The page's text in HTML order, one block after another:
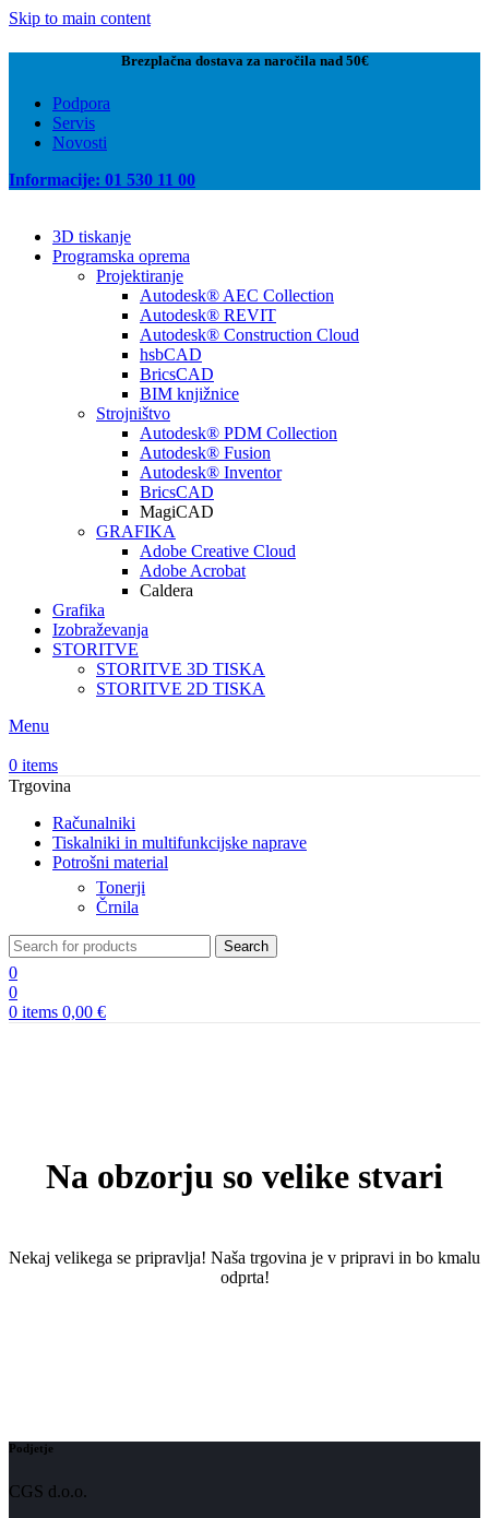
Skip to main content
Brezplačna dostava za naročila nad 50€
Podpora
Servis
Novosti
Informacije: 01 530 11 00
3D tiskanje
Programska oprema
Projektiranje
Autodesk® AEC Collection
Autodesk® REVIT
Autodesk® Construction Cloud
hsbCAD
BricsCAD
BIM knjižnice
Strojništvo
Autodesk® PDM Collection
Autodesk® Fusion
Autodesk® Inventor
BricsCAD
MagiCAD
GRAFIKA
Adobe Creative Cloud
Adobe Acrobat
Caldera
Grafika
Izobraževanja
STORITVE
STORITVE 3D TISKA
STORITVE 2D TISKA
Menu
0 items
Trgovina
Računalniki
Tiskalniki in multifunkcijske naprave
Potrošni material
Tonerji
Črnila
Search
0
0
0 items 0,00 €
Na obzorju so velike stvari
Nekaj ​​velikega se pripravlja! Naša trgovina je v pripravi in ​​bo kmalu
odprta!
Podjetje
CGS d.o.o.